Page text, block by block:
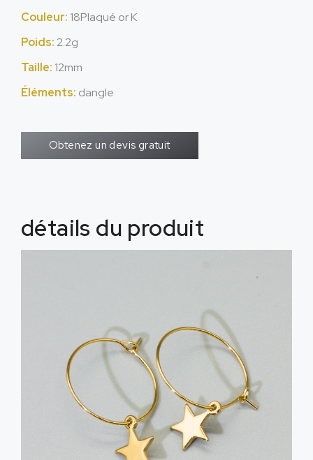
Couleur: 18Plaqué or K
Poids: 2.2g
Taille: 12mm
Éléments: dangle
Obtenez un devis gratuit
détails du produit